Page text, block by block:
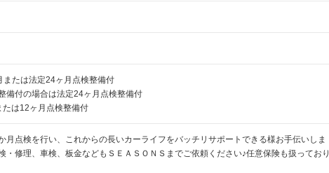
たは法定24ヶ月点検整備付
備付の場合は法定24ヶ月点検整備付
は12ヶ月点検整備付
月点検を行い、これからの長いカーライフをバッチリサポートできる様お手伝いしま
・修理、車検、板金などもＳＥＡＳＯＮＳまでご依頼ください♪任意保険も扱っており